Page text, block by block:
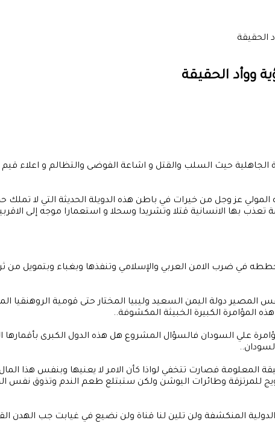
الحقيقة
ووأد الحقيقة
حيث السلب والقتل و اشاعة الفوضى والتظالم و اعلاء قيم
عز وجل من خيرات في باطن هذه الدويلة الحديثة التي لا تملك
تعذب بها الانسانية قتلا وتشريدا وسحلا و استعمارا موجه إلى
في ضرب الامن العربي والإسلامي وتنفذها وبغباء وبتمويل من
نفس المصير دولة اليمن السعيد وليبيا المختار حتى قومية
المؤامرة الكبيرة الخبيثة المكشوفة..
علي السودان فالسؤال المشروع هل هذه الدول الكبرى بأقمارها
المعلومة فصارت تتخفي لواذا كأن الامر لا يعنيها وبنفس هذا
للمرتزقة وطائرات اليوشن ولكن ستبتلع طعم الندم وتذوق نفس
الدولية المنكشفة ولن تلين لنا قناة ولن نضيع في غيابت جب